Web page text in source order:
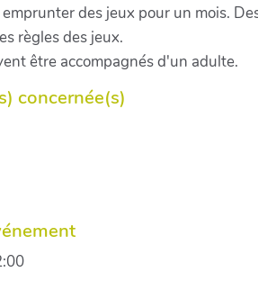
des jeux pour un mois.
règles des jeux.
être accompagnés d'un adulte.
concernée(s)